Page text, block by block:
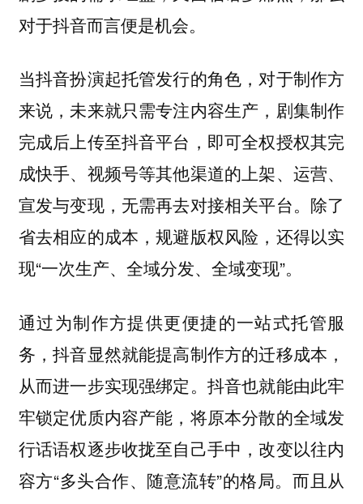
对于抖音而言便是机会。
当抖音扮演起托管发行的角色，对于制作方
来说，未来就只需专注内容生产，剧集制作
完成后上传至抖音平台，即可全权授权其完
成快手、视频号等其他渠道的上架、运营、
宣发与变现，无需再去对接相关平台。除了
省去相应的成本，规避版权风险，还得以实
现“一次生产、全域分发、全域变现”。
通过为制作方提供更便捷的一站式托管服
务，抖音显然就能提高制作方的迁移成本，
从而进一步实现强绑定。抖音也就能由此牢
牢锁定优质内容产能，将原本分散的全域发
行话语权逐步收拢至自己手中，改变以往内
容方“多头合作、随意流转”的格局。而且从